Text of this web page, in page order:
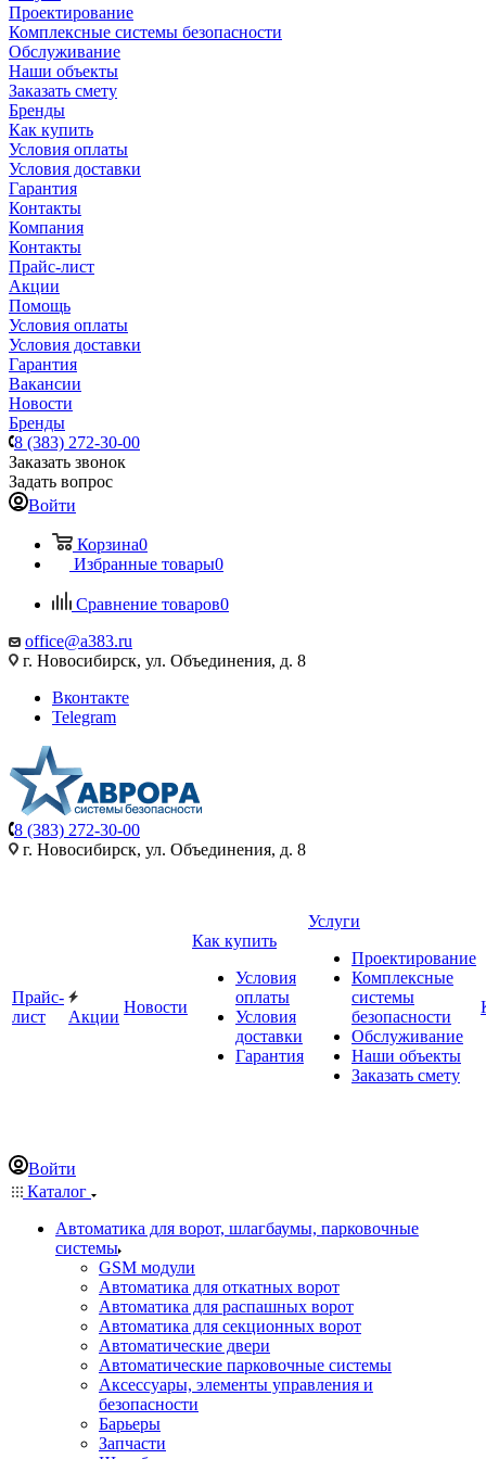
Проектирование
Комплексные системы безопасности
Обслуживание
Наши объекты
Заказать смету
Бренды
Как купить
Условия оплаты
Условия доставки
Гарантия
Контакты
Компания
Контакты
Прайс-лист
Акции
Помощь
Условия оплаты
Условия доставки
Гарантия
Вакансии
Новости
Бренды
8 (383) 272-30-00
Заказать звонок
Задать вопрос
Войти
Корзина0
Избранные товары0
Сравнение товаров0
office@a383.ru
г. Новосибирск, ул. Объединения, д. 8
Вконтакте
Telegram
8 (383) 272-30-00
г. Новосибирск, ул. Объединения, д. 8
Прайс-
лист
Акции
Новости
Как купить
Условия
оплаты
Условия
доставки
Гарантия
Услуги
Проектирование
Комплексные
системы
безопасности
Обслуживание
Наши объекты
Заказать смету
Войти
Каталог
Автоматика для ворот, шлагбаумы, парковочные
системы
GSM модули
Автоматика для откатных ворот
Автоматика для распашных ворот
Автоматика для секционных ворот
Автоматические двери
Автоматические парковочные системы
Аксессуары, элементы управления и
безопасности
Барьеры
Запчасти